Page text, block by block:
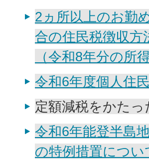
2ヵ所以上のお勤
合の住民税徴収方
（令和8年分の所
令和6年度個人住
定額減税をかた
令和6年能登半島
の特例措置につい